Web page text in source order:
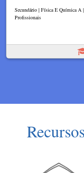
Secundário | Física E Química A |
Profissionais